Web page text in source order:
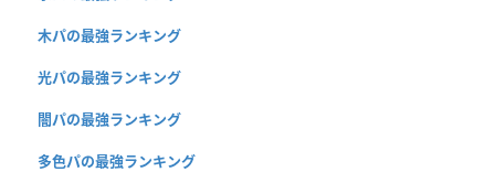
木パの最強ランキング
光パの最強ランキング
闇パの最強ランキング
多色パの最強ランキング